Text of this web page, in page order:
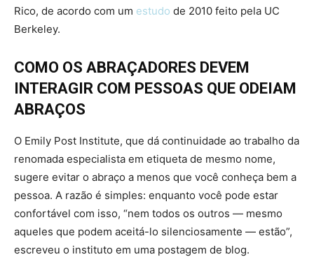
Rico, de acordo com um estudo de 2010 feito pela UC
Berkeley.
COMO OS ABRAÇADORES DEVEM
INTERAGIR COM PESSOAS QUE ODEIAM
ABRAÇOS
O Emily Post Institute, que dá continuidade ao trabalho da
renomada especialista em etiqueta de mesmo nome,
sugere evitar o abraço a menos que você conheça bem a
pessoa. A razão é simples: enquanto você pode estar
confortável com isso, “nem todos os outros — mesmo
aqueles que podem aceitá-lo silenciosamente — estão”,
escreveu o instituto em uma postagem de blog.